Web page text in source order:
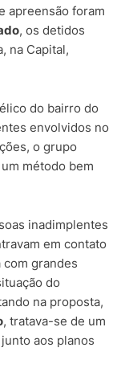
apreensão foram
, os detidos
na Capital,
do bairro do
envolvidos no
o grupo
método bem
inadimplentes
em contato
com grandes
do
na proposta,
, tratava-se de um
aos planos